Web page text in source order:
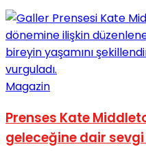
Magazin
Prenses Kate
geleceğine dair